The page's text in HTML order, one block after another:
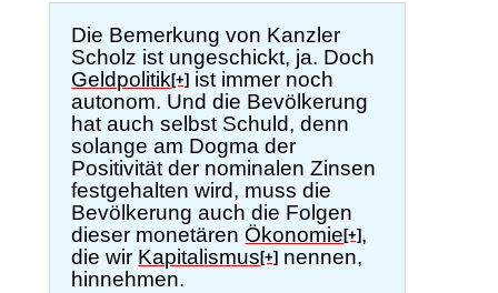
Die Bemerkung von Kanzler
Scholz ist ungeschickt, ja. Doch
Geldpolitik[+] ist immer noch
autonom. Und die Bevölkerung
hat auch selbst Schuld, denn
solange am Dogma der
Positivität der nominalen Zinsen
festgehalten wird, muss die
Bevölkerung auch die Folgen
dieser monetären Ökonomie[+] ,
die wir Kapitalismus[+] nennen,
hinnehmen.